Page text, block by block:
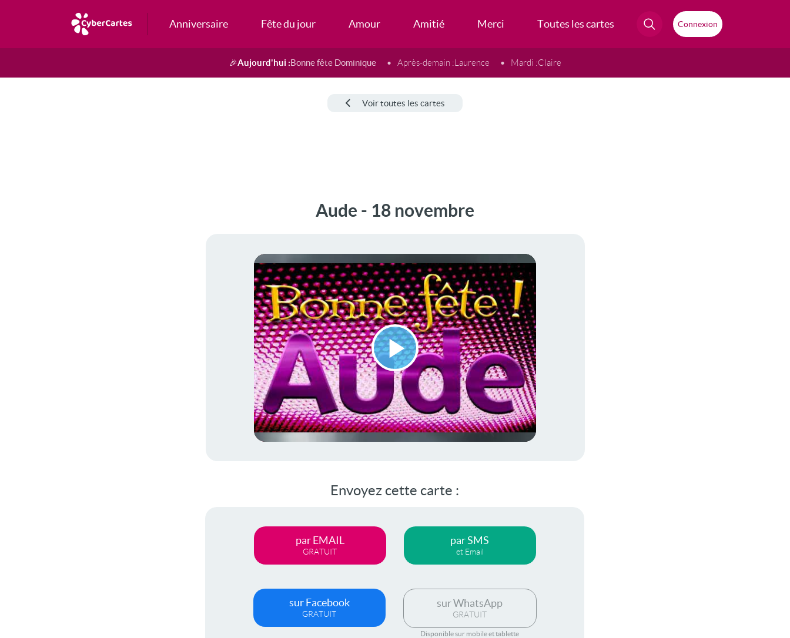
Anniversaire Fête du jour Amour Amitié Merci Toutes les cartes Connexion
🎉Aujourd'hui :Bonne fête Dominique Après-demain :Laurence Mardi :Claire
Voir toutes les cartes
Aude - 18 novembre
Lire
la
Envoyez cette carte :
par EMAIL
GRATUIT
par SMS
et Email
sur Facebook
GRATUIT
sur WhatsApp
GRATUIT
Disponible sur mobile et tablette